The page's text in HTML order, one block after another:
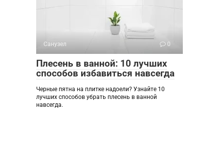
Санузел 0
Плесень в ванной: 10 лучших
способов избавиться навсегда
Черные пятна на плитке надоели? Узнайте 10
лучших способов убрать плесень в ванной
навсегда.